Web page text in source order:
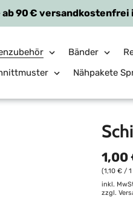
90 € versandkostenfrei
Bänder
Nähpakete
1,00
(1,10 € /
inkl.
zzgl.